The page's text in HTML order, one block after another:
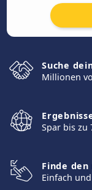
Suche
Millionen
Spar bis zu
Finde
Einfach